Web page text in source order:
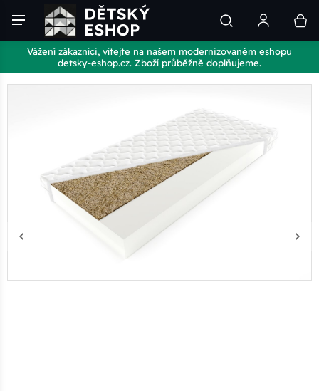
Vážení zákazníci, vítejte na našem modernizovaném eshopu
detsky-eshop.cz. Zboží průběžně doplňujeme.